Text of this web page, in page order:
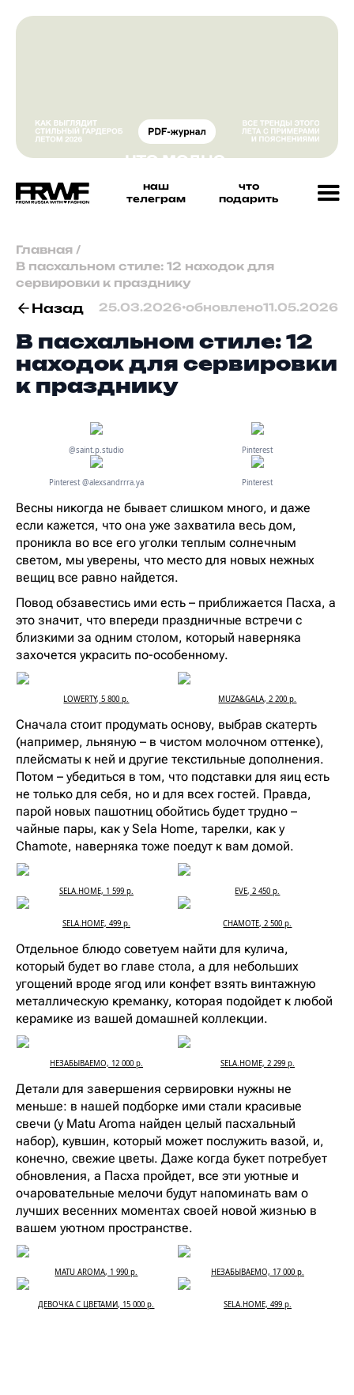
наш
телеграм
что
подарить
Главная /
В пасхальном стиле: 12 находок для
сервировки к празднику
Назад 25.03.2026•обновлено11.05.2026
В пасхальном стиле: 12
находок для сервировки
к празднику
@saint.p.studio Рinterest
Рinterest @alexsandrrra.ya Рinterest
Весны никогда не бывает слишком много, и даже
если кажется, что она уже захватила весь дом,
проникла во все его уголки теплым солнечным
светом, мы уверены, что место для новых нежных
вещиц все равно найдется.
Повод обзавестись ими есть – приближается Пасха, а
это значит, что впереди праздничные встречи с
близкими за одним столом, который наверняка
захочется украсить по-особенному.
LOWERTY, 5 800 р. MUZA&GALA, 2 200 р.
Сначала стоит продумать основу, выбрав скатерть
(например, льняную – в чистом молочном оттенке),
плейсматы к ней и другие текстильные дополнения.
Потом – убедиться в том, что подставки для яиц есть
не только для себя, но и для всех гостей. Правда,
парой новых пашотниц обойтись будет трудно –
чайные пары, как у Sela Home, тарелки, как у
Chamote, наверняка тоже поедут к вам домой.
SELA.HOME, 1 599 р. EVE, 2 450 р.
SELA.HOME, 499 р. CHAMOTE, 2 500 р.
Отдельное блюдо советуем найти для кулича,
который будет во главе стола, а для небольших
угощений вроде ягод или конфет взять винтажную
металлическую креманку, которая подойдет к любой
керамике из вашей домашней коллекции.
НЕЗАБЫВАЕМО, 12 000 р. SELA.HOME, 2 299 р.
Детали для завершения сервировки нужны не
меньше: в нашей подборке ими стали красивые
свечи (у Matu Aroma найден целый пасхальный
набор), кувшин, который может послужить вазой, и,
конечно, свежие цветы. Даже когда букет потребует
обновления, а Пасха пройдет, все эти уютные и
очаровательные мелочи будут напоминать вам о
лучших весенних моментах своей новой жизнью в
вашем уютном пространстве.
MATU AROMA, 1 990 р. НЕЗАБЫВАЕМО, 17 000 р.
ДЕВОЧКА С ЦВЕТАМИ, 15 000 р. SELA.HOME, 499 р.